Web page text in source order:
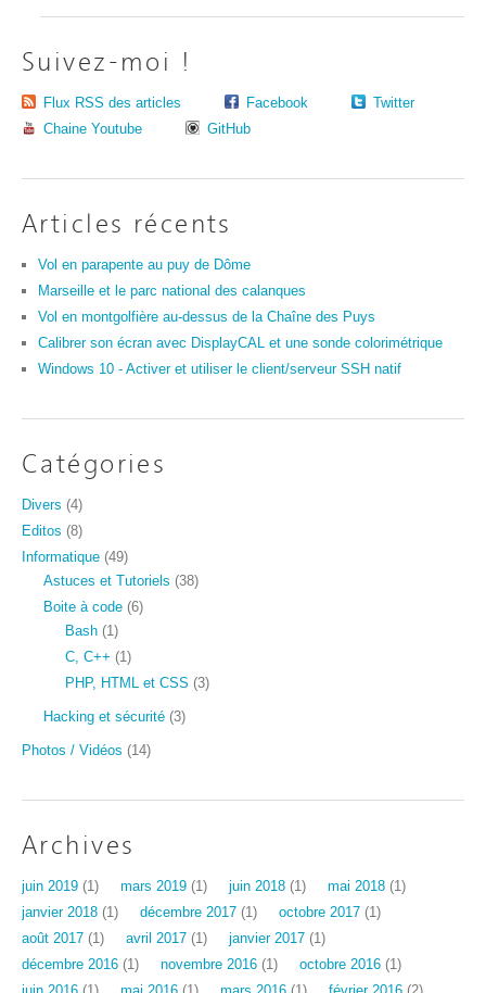
Suivez-moi !
Flux RSS des articles Facebook
Twitter
Chaine Youtube
GitHub
Articles récents
Vol en parapente au puy de Dôme
Marseille et le parc national des calanques
Vol en montgolfière au-dessus de la Chaîne des Puys
Calibrer son écran avec DisplayCAL et une sonde colorimétrique
Windows 10 - Activer et utiliser le client/serveur SSH natif
Catégories
Divers (4)
Editos (8)
Informatique (49)
Astuces et Tutoriels (38)
Boite à code (6)
Bash (1)
C, C++ (1)
PHP, HTML et CSS (3)
Hacking et sécurité (3)
Photos / Vidéos (14)
Archives
juin 2019 (1) mars 2019 (1) juin 2018 (1) mai 2018 (1)
janvier 2018 (1) décembre 2017 (1) octobre 2017 (1)
août 2017 (1) avril 2017 (1) janvier 2017 (1)
décembre 2016 (1) novembre 2016 (1) octobre 2016 (1)